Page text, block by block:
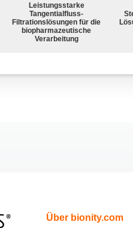
Leistungsstarke
Tangentialfluss-
Filtrationslösungen für die
biopharmazeutische
Verarbeitung
Über bionity.com